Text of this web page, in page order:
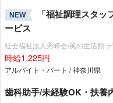
NEW
「福祉調理スタ
ービス
社会福祉法人秀峰会/風の生活館
時給1,225円
アルバイト・パート / 神奈川県
歯科助手/未経験OK・扶養